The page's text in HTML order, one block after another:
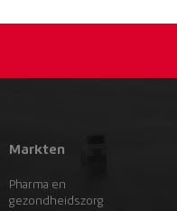
Markten
Pharma en
gezondheidszorg